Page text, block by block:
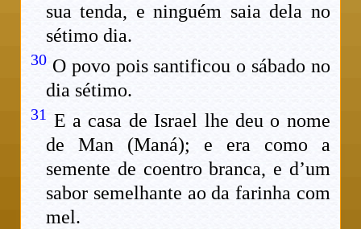
sua tenda, e ninguém saia dela no
sétimo dia.
30 O povo pois santificou o sábado no
dia sétimo.
31 E a casa de Israel lhe deu o nome
de Man (Maná); e era como a
semente de coentro branca, e d’um
sabor semelhante ao da farinha com
mel.